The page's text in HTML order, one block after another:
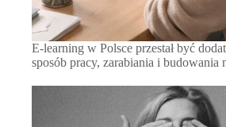
E-learning w Polsce przestał być
sposób pracy, zarabiania i budowania